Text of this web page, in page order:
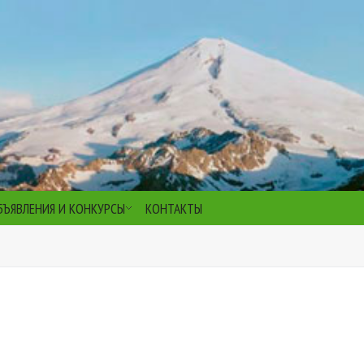
И КОНКУРСЫ КОНТАКТЫ